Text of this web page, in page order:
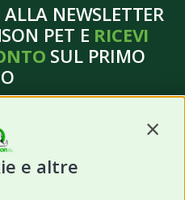
e altre
NEWSLETTER
PET E RICEVI
SUL PRIMO